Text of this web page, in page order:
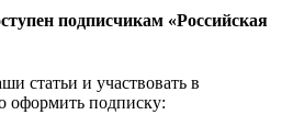
подписчикам «Российская
статьи и участвовать в
оформить подписку: